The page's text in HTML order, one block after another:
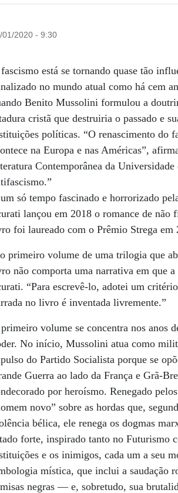
01/2020 - 9:30
está se tornando quase tão
no mundo atual como há cem
Benito Mussolini formulou a
cristã que destruiria o passado e
políticas. “O renascimento do
na Europa e nas Américas”,
Contemporânea da
só tempo fascinado e horrorizado
lançou em 2018 o romance de
foi laureado com o Prêmio Strega
primeiro volume de uma trilogia que
não comporta uma narrativa em que
“Para escrevê-lo, adotei um
no livro é inventada livremente.”
volume se concentra nos anos
No início, Mussolini atua como
do Partido Socialista porque se
Guerra ao lado da França e Grã-
por heroísmo. Renegado
novo” sobre as hordas que,
bélica, ele renega os dogmas
forte, inspirado tanto no Futurismo
e os inimigos, cada um a seu
mística, que inclui a saudação
negras — e, sobretudo, sua